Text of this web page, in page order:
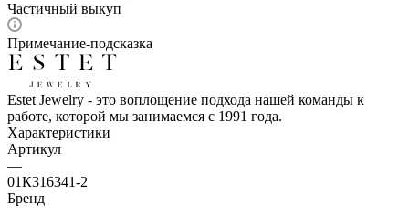
Частичный выкуп
Примечание-подсказка
Estet Jewelry - это воплощение подхода нашей команды к
работе, которой мы занимаемся с 1991 года.
Характеристики
Артикул
—
01К316341-2
Бренд